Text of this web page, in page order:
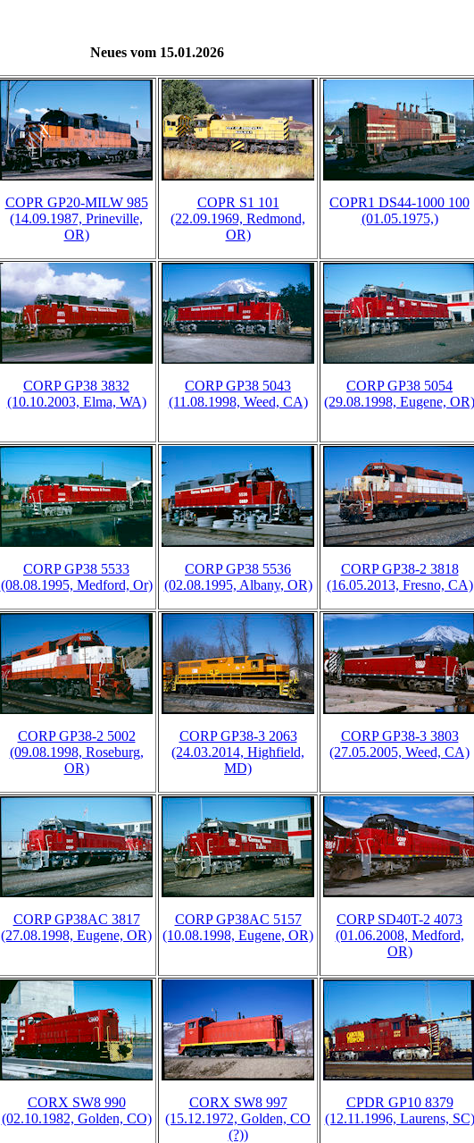
Neues vom 15.01.2026
COPR GP20-MILW 985
(14.09.1987, Prineville,
OR)
COPR S1 101
(22.09.1969, Redmond,
OR)
COPR1 DS44-1000 100
(01.05.1975,)
CORP GP38 3832
(10.10.2003, Elma, WA)
CORP GP38 5043
(11.08.1998, Weed, CA)
CORP GP38 5054
(29.08.1998, Eugene, OR)
CORP GP38 5533
(08.08.1995, Medford, Or)
CORP GP38 5536
(02.08.1995, Albany, OR)
CORP GP38-2 3818
(16.05.2013, Fresno, CA)
CORP GP38-2 5002
(09.08.1998, Roseburg,
OR)
CORP GP38-3 2063
(24.03.2014, Highfield,
MD)
CORP GP38-3 3803
(27.05.2005, Weed, CA)
CORP GP38AC 3817
(27.08.1998, Eugene, OR)
CORP GP38AC 5157
(10.08.1998, Eugene, OR)
CORP SD40T-2 4073
(01.06.2008, Medford,
OR)
CORX SW8 990
(02.10.1982, Golden, CO)
CORX SW8 997
(15.12.1972, Golden, CO
(?))
CPDR GP10 8379
(12.11.1996, Laurens, SC)